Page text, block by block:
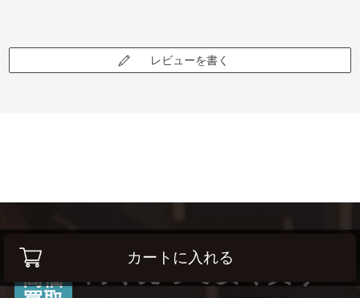
カートに入れる
レビューを書く
高価
高く売って安く買う！